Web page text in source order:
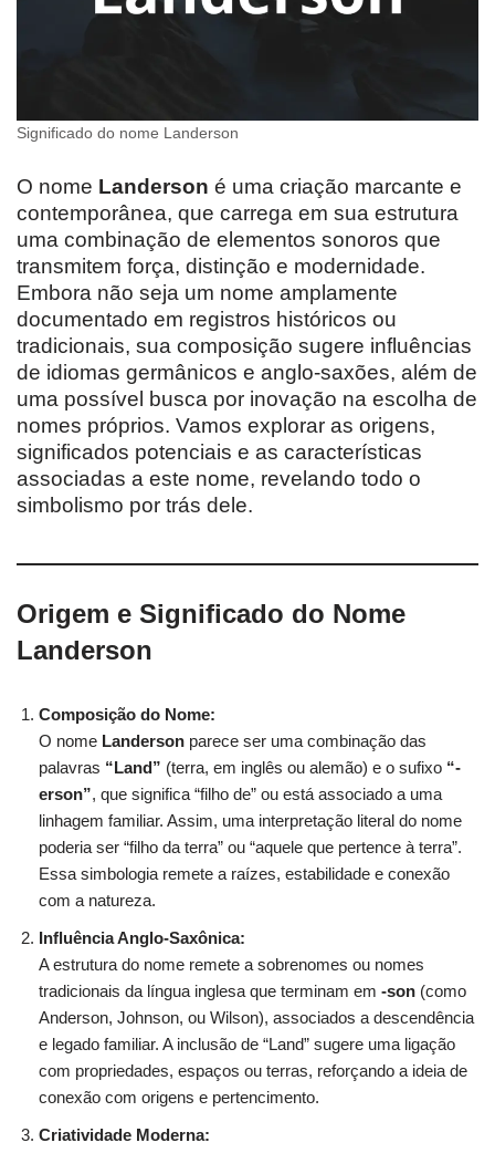
Significado do nome Landerson
O nome Landerson é uma criação marcante e
contemporânea, que carrega em sua estrutura
uma combinação de elementos sonoros que
transmitem força, distinção e modernidade.
Embora não seja um nome amplamente
documentado em registros históricos ou
tradicionais, sua composição sugere influências
de idiomas germânicos e anglo-saxões, além de
uma possível busca por inovação na escolha de
nomes próprios. Vamos explorar as origens,
significados potenciais e as características
associadas a este nome, revelando todo o
simbolismo por trás dele.
Origem e Significado do Nome
Landerson
Composição do Nome:
O nome Landerson parece ser uma combinação das
palavras “Land” (terra, em inglês ou alemão) e o sufixo “-
erson”, que significa “filho de” ou está associado a uma
linhagem familiar. Assim, uma interpretação literal do nome
poderia ser “filho da terra” ou “aquele que pertence à terra”.
Essa simbologia remete a raízes, estabilidade e conexão
com a natureza.
Influência Anglo-Saxônica:
A estrutura do nome remete a sobrenomes ou nomes
tradicionais da língua inglesa que terminam em -son (como
Anderson, Johnson, ou Wilson), associados a descendência
e legado familiar. A inclusão de “Land” sugere uma ligação
com propriedades, espaços ou terras, reforçando a ideia de
conexão com origens e pertencimento.
Criatividade Moderna: